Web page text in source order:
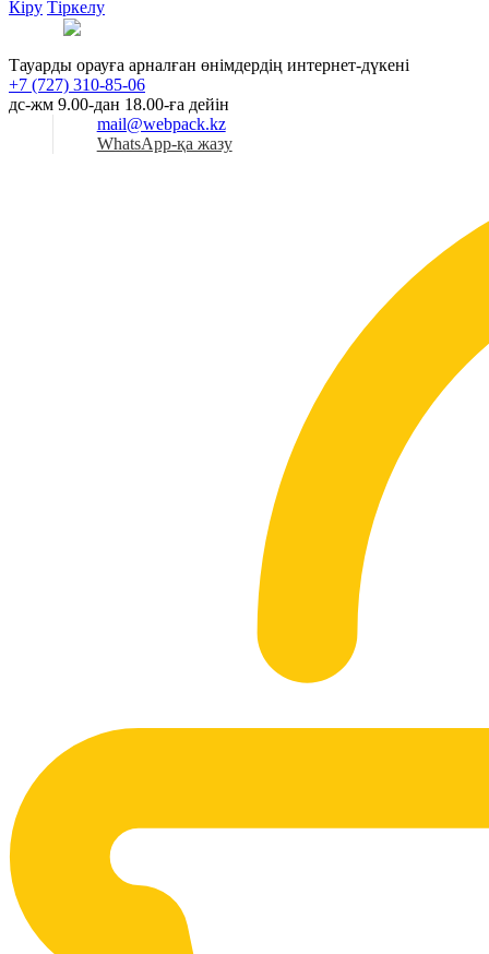
Кіру Тіркелу
Тауарды орауға арналған өнімдердің интернет-дүкені
+7 (727) 310-85-06
дс-жм 9.00-дан 18.00-ға дейін
mail@webpack.kz
WhatsApp-қа жазу